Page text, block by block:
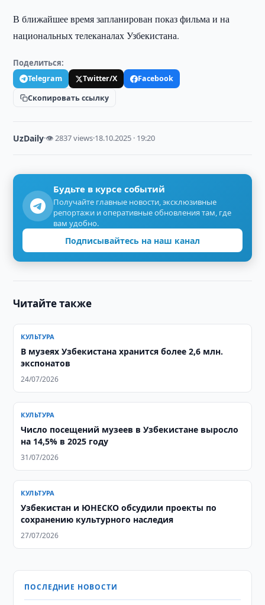
В ближайшее время запланирован показ фильма и на
национальных телеканалах Узбекистана.
Поделиться:
Telegram Twitter/X
Facebook
Скопировать ссылку
UzDaily·👁 2837 views·18.10.2025 · 19:20
Будьте в курсе событий
Получайте главные новости, эксклюзивные
репортажи и оперативные обновления там, где
вам удобно.
Подписывайтесь на наш канал
Читайте также
КУЛЬТУРА
В музеях Узбекистана хранится более 2,6 млн.
экспонатов
24/07/2026
КУЛЬТУРА
Число посещений музеев в Узбекистане выросло
на 14,5% в 2025 году
31/07/2026
КУЛЬТУРА
Узбекистан и ЮНЕСКО обсудили проекты по
сохранению культурного наследия
27/07/2026
ПОСЛЕДНИЕ НОВОСТИ